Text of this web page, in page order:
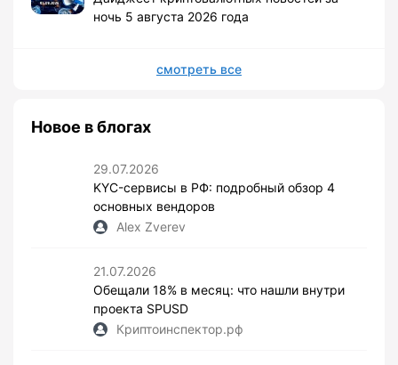
ночь 5 августа 2026 года
смотреть все
Новое в блогах
29.07.2026
KYC-сервисы в РФ: подробный обзор 4
основных вендоров
Alex Zverev
21.07.2026
Обещали 18% в месяц: что нашли внутри
проекта SPUSD
Криптоинспектор.рф